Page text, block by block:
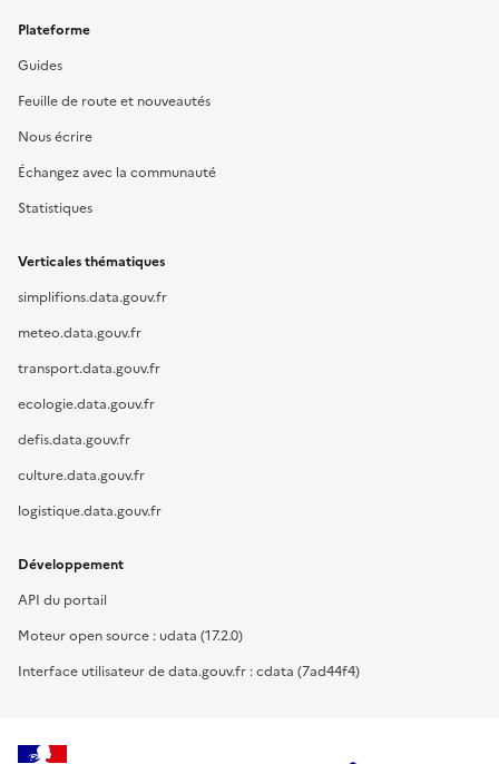
Plateforme
Guides
Feuille de route et nouveautés
Nous écrire
Échangez avec la communauté
Statistiques
Verticales thématiques
simplifions.data.gouv.fr
meteo.data.gouv.fr
transport.data.gouv.fr
ecologie.data.gouv.fr
defis.data.gouv.fr
culture.data.gouv.fr
logistique.data.gouv.fr
Développement
API du portail
Moteur open source : udata (17.2.0)
Interface utilisateur de data.gouv.fr : cdata (7ad44f4)